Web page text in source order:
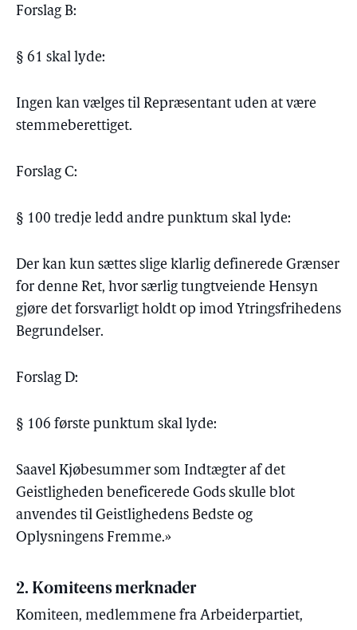
Forslag B:
§ 61 skal lyde:
Ingen kan vælges til Repræsentant uden at være
stemmeberettiget.
Forslag C:
§ 100 tredje ledd andre punktum skal lyde:
Der kan kun sættes slige klarlig definerede Grænser
for denne Ret, hvor særlig tungtveiende Hensyn
gjøre det forsvarligt holdt op imod Ytringsfrihedens
Begrundelser.
Forslag D:
§ 106 første punktum skal lyde:
Saavel Kjøbesummer som Indtægter af det
Geistligheden beneficerede Gods skulle blot
anvendes til Geistlighedens Bedste og
Oplysningens Fremme.»
2. Komiteens merknader
Komiteen, medlemmene fra Arbeiderpartiet,